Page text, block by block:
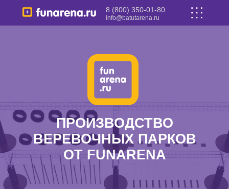
8 (800) 350-01-80
info@batutarena.ru
ПРОИЗВОДСТВО
ВЕРЕВОЧНЫХ ПАРКОВ
ОТ FUNARENA